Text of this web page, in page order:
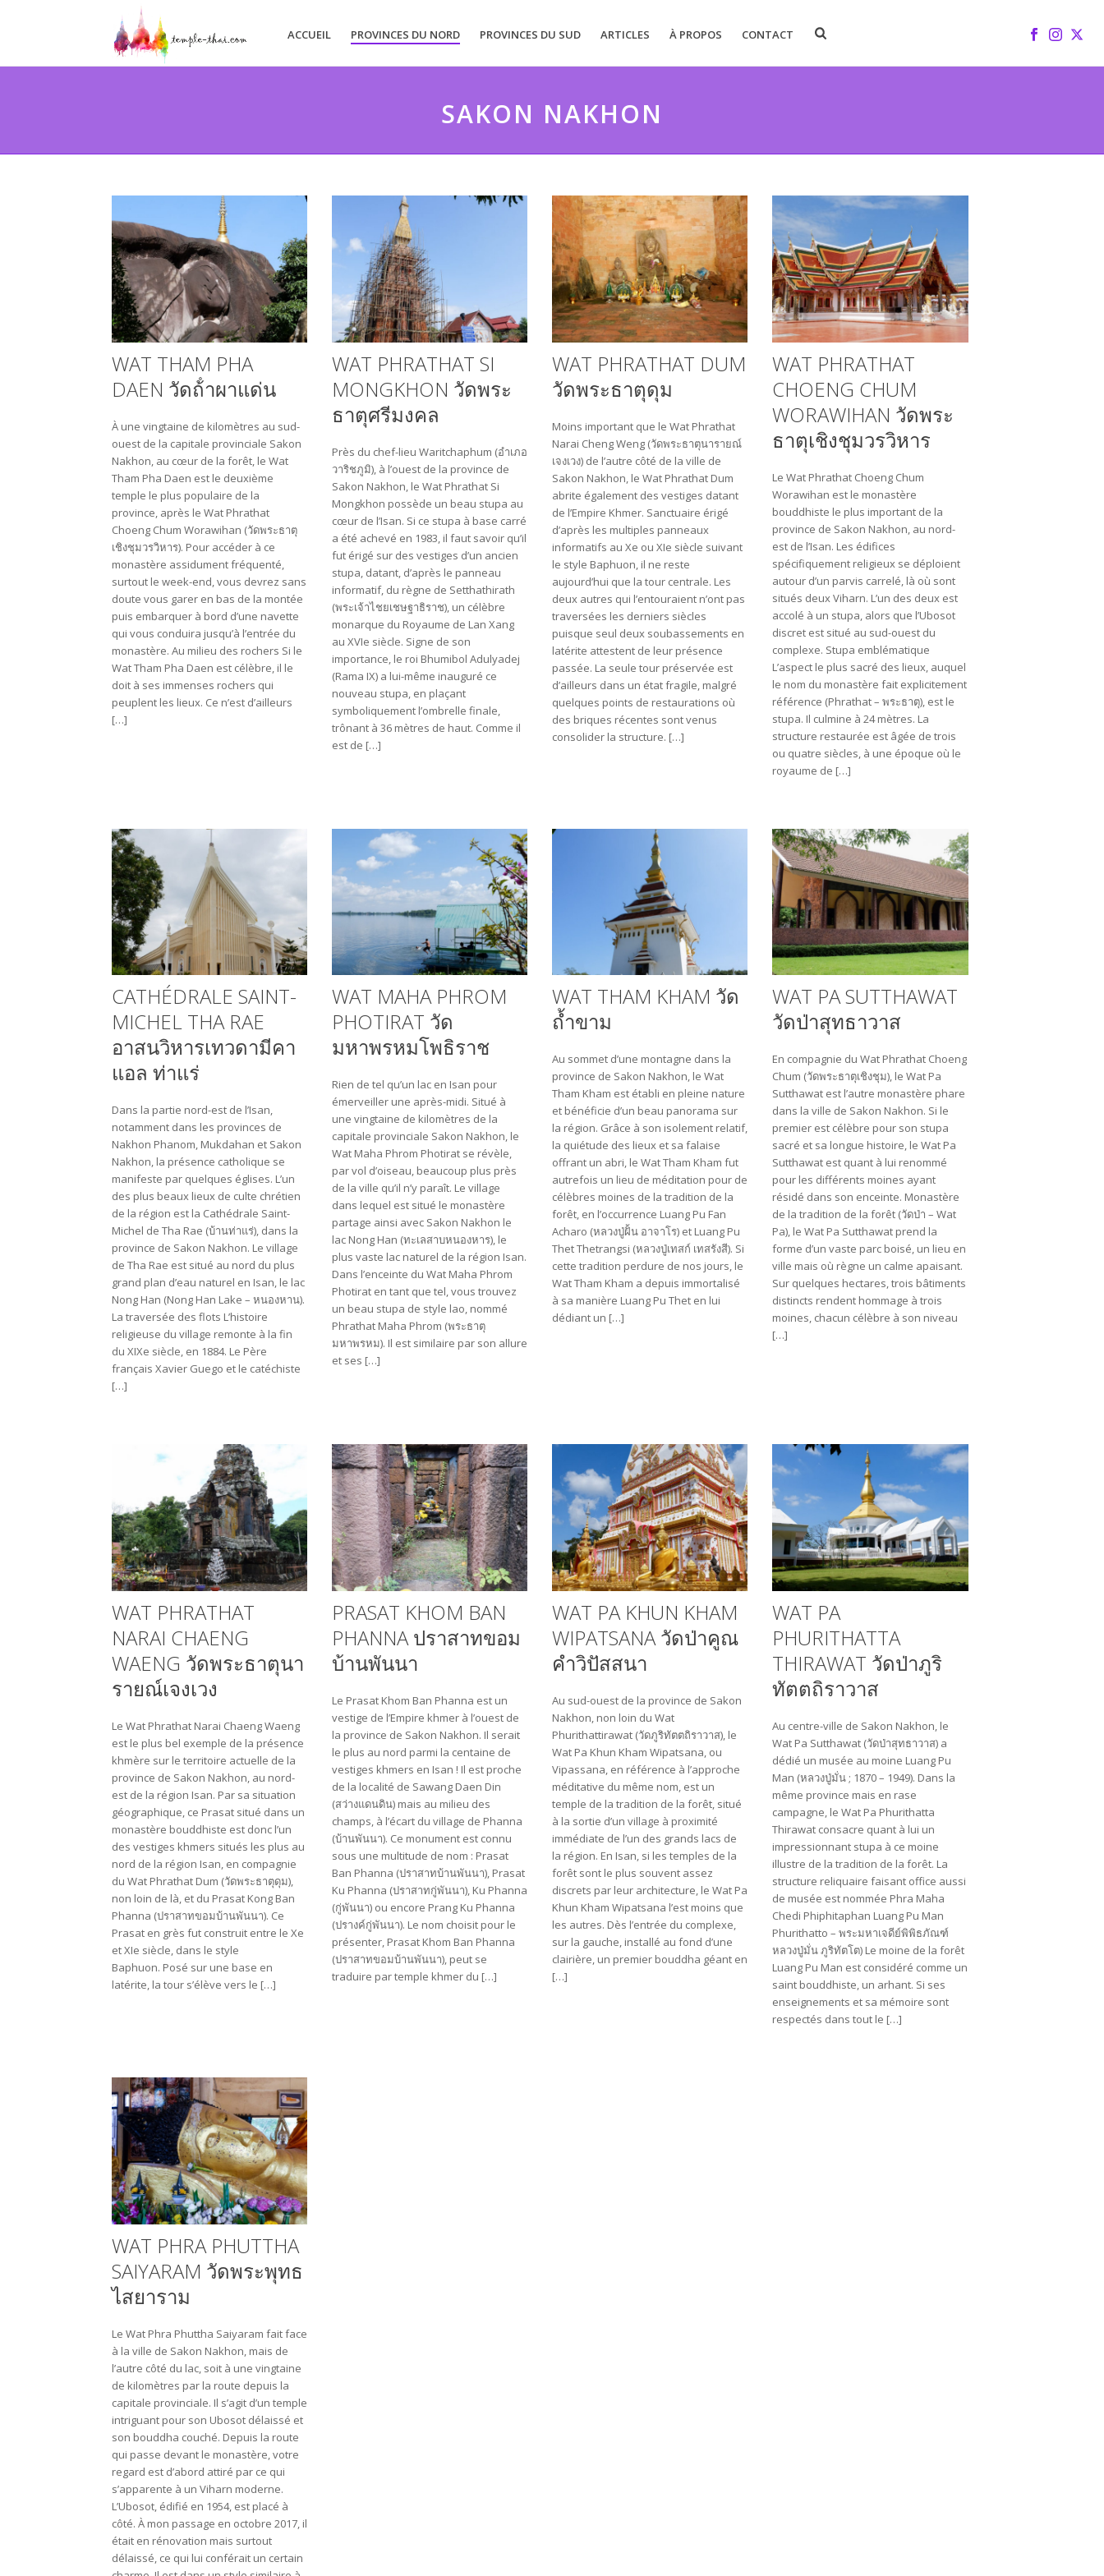
ACCUEIL PROVINCES DU NORD PROVINCES DU SUD ARTICLES À PROPOS CONTACT
SAKON NAKHON
WAT THAM PHA
DAEN วัดถ้ําผาแด่น
À une vingtaine de kilomètres au sud-
ouest de la capitale provinciale Sakon
Nakhon, au cœur de la forêt, le Wat
Tham Pha Daen est le deuxième
temple le plus populaire de la
province, après le Wat Phrathat
Choeng Chum Worawihan (วัดพระธาตุ
เชิงชุมวรวิหาร). Pour accéder à ce
monastère assidument fréquenté,
surtout le week-end, vous devrez sans
doute vous garer en bas de la montée
puis embarquer à bord d’une navette
qui vous conduira jusqu’à l’entrée du
monastère. Au milieu des rochers Si le
Wat Tham Pha Daen est célèbre, il le
doit à ses immenses rochers qui
peuplent les lieux. Ce n’est d’ailleurs
[…]
WAT PHRATHAT SI
MONGKHON วัดพระ
ธาตุศรีมงคล
Près du chef-lieu Waritchaphum (อำเภอ
วาริชภูมิ), à l’ouest de la province de
Sakon Nakhon, le Wat Phrathat Si
Mongkhon possède un beau stupa au
cœur de l’Isan. Si ce stupa à base carré
a été achevé en 1983, il faut savoir qu’il
fut érigé sur des vestiges d’un ancien
stupa, datant, d’après le panneau
informatif, du règne de Setthathirath
(พระ​เจ้า​ไชย​เชษฐา​ธิราช), un célèbre
monarque du Royaume de Lan Xang
au XVIe siècle. Signe de son
importance, le roi Bhumibol Adulyadej
(Rama IX) a lui-même inauguré ce
nouveau stupa, en plaçant
symboliquement l’ombrelle finale,
trônant à 36 mètres de haut. Comme il
est de […]
WAT PHRATHAT DUM
วัดพระธาตุดุม
Moins important que le Wat Phrathat
Narai Cheng Weng (วัดพระธาตุนารายณ์
เจงเวง) de l’autre côté de la ville de
Sakon Nakhon, le Wat Phrathat Dum
abrite également des vestiges datant
de l’Empire Khmer. Sanctuaire érigé
d’après les multiples panneaux
informatifs au Xe ou XIe siècle suivant
le style Baphuon, il ne reste
aujourd’hui que la tour centrale. Les
deux autres qui l’entouraient n’ont pas
traversées les derniers siècles
puisque seul deux soubassements en
latérite attestent de leur présence
passée. La seule tour préservée est
d’ailleurs dans un état fragile, malgré
quelques points de restaurations où
des briques récentes sont venus
consolider la structure. […]
WAT PHRATHAT
CHOENG CHUM
WORAWIHAN วัดพระ
ธาตุเชิงชุมวรวิหาร
Le Wat Phrathat Choeng Chum
Worawihan est le monastère
bouddhiste le plus important de la
province de Sakon Nakhon, au nord-
est de l’Isan. Les édifices
spécifiquement religieux se déploient
autour d’un parvis carrelé, là où sont
situés deux Viharn. L’un des deux est
accolé à un stupa, alors que l’Ubosot
discret est situé au sud-ouest du
complexe. Stupa emblématique
L’aspect le plus sacré des lieux, auquel
le nom du monastère fait explicitement
référence (Phrathat – พระธาตุ), est le
stupa. Il culmine à 24 mètres. La
structure restaurée est âgée de trois
ou quatre siècles, à une époque où le
royaume de […]
CATHÉDRALE SAINT-
MICHEL THA RAE
อาสนวิหารเทวดามีคา
แอล ท่าแร่
Dans la partie nord-est de l’Isan,
notamment dans les provinces de
Nakhon Phanom, Mukdahan et Sakon
Nakhon, la présence catholique se
manifeste par quelques églises. L’un
des plus beaux lieux de culte chrétien
de la région est la Cathédrale Saint-
Michel de Tha Rae (บ้านท่าแร่), dans la
province de Sakon Nakhon. Le village
de Tha Rae est situé au nord du plus
grand plan d’eau naturel en Isan, le lac
Nong Han (Nong Han Lake – หนองหาน).
La traversée des flots L’histoire
religieuse du village remonte à la fin
du XIXe siècle, en 1884. Le Père
français Xavier Guego et le catéchiste
[…]
WAT MAHA PHROM
PHOTIRAT วัด
มหาพรหมโพธิราช
Rien de tel qu’un lac en Isan pour
émerveiller une après-midi. Situé à
une vingtaine de kilomètres de la
capitale provinciale Sakon Nakhon, le
Wat Maha Phrom Photirat se révèle,
par vol d’oiseau, beaucoup plus près
de la ville qu’il n’y paraît. Le village
dans lequel est situé le monastère
partage ainsi avec Sakon Nakhon le
lac Nong Han (ทะเลสาบหนองหาร), le
plus vaste lac naturel de la région Isan.
Dans l’enceinte du Wat Maha Phrom
Photirat en tant que tel, vous trouvez
un beau stupa de style lao, nommé
Phrathat Maha Phrom (พระธาตุ
มหาพรหม). Il est similaire par son allure
et ses […]
WAT THAM KHAM วัด
ถ้ำขาม
Au sommet d’une montagne dans la
province de Sakon Nakhon, le Wat
Tham Kham est établi en pleine nature
et bénéficie d’un beau panorama sur
la région. Grâce à son isolement relatif,
la quiétude des lieux et sa falaise
offrant un abri, le Wat Tham Kham fut
autrefois un lieu de méditation pour de
célèbres moines de la tradition de la
forêt, en l’occurrence Luang Pu Fan
Acharo (หลวงปู่ฝั้น อาจาโร) et Luang Pu
Thet Thetrangsi (หลวงปู่เทสก์ เทสรังสี). Si
cette tradition perdure de nos jours, le
Wat Tham Kham a depuis immortalisé
à sa manière Luang Pu Thet en lui
dédiant un […]
WAT PA SUTTHAWAT
วัดป่าสุทธาวาส
En compagnie du Wat Phrathat Choeng
Chum (วัดพระธาตุเชิงชุม), le Wat Pa
Sutthawat est l’autre monastère phare
dans la ville de Sakon Nakhon. Si le
premier est célèbre pour son stupa
sacré et sa longue histoire, le Wat Pa
Sutthawat est quant à lui renommé
pour les différents moines ayant
résidé dans son enceinte. Monastère
de la tradition de la forêt (วัดป่า – Wat
Pa), le Wat Pa Sutthawat prend la
forme d’un vaste parc boisé, un lieu en
ville mais où règne un calme apaisant.
Sur quelques hectares, trois bâtiments
distincts rendent hommage à trois
moines, chacun célèbre à son niveau
[…]
WAT PHRATHAT
NARAI CHAENG
WAENG วัดพระธาตุนา
รายณ์เจงเวง
Le Wat Phrathat Narai Chaeng Waeng
est le plus bel exemple de la présence
khmère sur le territoire actuelle de la
province de Sakon Nakhon, au nord-
est de la région Isan. Par sa situation
géographique, ce Prasat situé dans un
monastère bouddhiste est donc l’un
des vestiges khmers situés les plus au
nord de la région Isan, en compagnie
du Wat Phrathat Dum (วัดพระธาตุดุม),
non loin de là, et du Prasat Kong Ban
Phanna (ปราสาทขอมบ้านพันนา). Ce
Prasat en grès fut construit entre le Xe
et XIe siècle, dans le style
Baphuon. Posé sur une base en
latérite, la tour s’élève vers le […]
PRASAT KHOM BAN
PHANNA ปราสาทขอม
บ้านพันนา
Le Prasat Khom Ban Phanna est un
vestige de l’Empire khmer à l’ouest de
la province de Sakon Nakhon. Il serait
le plus au nord parmi la centaine de
vestiges khmers en Isan ! Il est proche
de la localité de Sawang Daen Din
(สว่างแดนดิน) mais au milieu des
champs, à l’écart du village de Phanna
(บ้านพันนา). Ce monument est connu
sous une multitude de nom : Prasat
Ban Phanna (ปราสาทบ้านพันนา), Prasat
Ku Phanna (ปราสาทกู่พันนา), Ku Phanna
(กู่พันนา) ou encore Prang Ku Phanna
(ปรางค์กู่พันนา). Le nom choisit pour le
présenter, Prasat Khom Ban Phanna
(ปราสาทขอมบ้านพันนา), peut se
traduire par temple khmer du […]
WAT PA KHUN KHAM
WIPATSANA วัดป่าคูณ
คำวิปัสสนา
Au sud-ouest de la province de Sakon
Nakhon, non loin du Wat
Phurithattirawat (วัดภูริทัตตถิราวาส), le
Wat Pa Khun Kham Wipatsana, ou
Vipassana, en référence à l’approche
méditative du même nom, est un
temple de la tradition de la forêt, situé
à la sortie d’un village à proximité
immédiate de l’un des grands lacs de
la région. En Isan, si les temples de la
forêt sont le plus souvent assez
discrets par leur architecture, le Wat Pa
Khun Kham Wipatsana l’est moins que
les autres. Dès l’entrée du complexe,
sur la gauche, installé au fond d’une
clairière, un premier bouddha géant en
[…]
WAT PA
PHURITHATTA
THIRAWAT วัดป่าภูริ
ทัตตถิราวาส
Au centre-ville de Sakon Nakhon, le
Wat Pa Sutthawat (วัดป่าสุทธาวาส) a
dédié un musée au moine Luang Pu
Man (หลวงปู่มั่น ; 1870 – 1949). Dans la
même province mais en rase
campagne, le Wat Pa Phurithatta
Thirawat consacre quant à lui un
impressionnant stupa à ce moine
illustre de la tradition de la forêt. La
structure reliquaire faisant office aussi
de musée est nommée Phra Maha
Chedi Phiphitaphan Luang Pu Man
Phurithatto – พระมหาเจดีย์พิพิธภัณฑ์
หลวงปู่มั่น ภูริทัตโต) Le moine de la forêt
Luang Pu Man est considéré comme un
saint bouddhiste, un arhant. Si ses
enseignements et sa mémoire sont
respectés dans tout le […]
WAT PHRA PHUTTHA
SAIYARAM วัดพระพุทธ
ไสยาราม
Le Wat Phra Phuttha Saiyaram fait face
à la ville de Sakon Nakhon, mais de
l’autre côté du lac, soit à une vingtaine
de kilomètres par la route depuis la
capitale provinciale. Il s’agit d’un temple
intriguant pour son Ubosot délaissé et
son bouddha couché. Depuis la route
qui passe devant le monastère, votre
regard est d’abord attiré par ce qui
s’apparente à un Viharn moderne.
L’Ubosot, édifié en 1954, est placé à
côté. À mon passage en octobre 2017, il
était en rénovation mais surtout
délaissé, ce qui lui conférait un certain